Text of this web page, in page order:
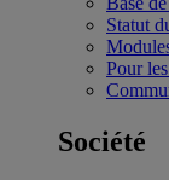
Statut
Pour
Société